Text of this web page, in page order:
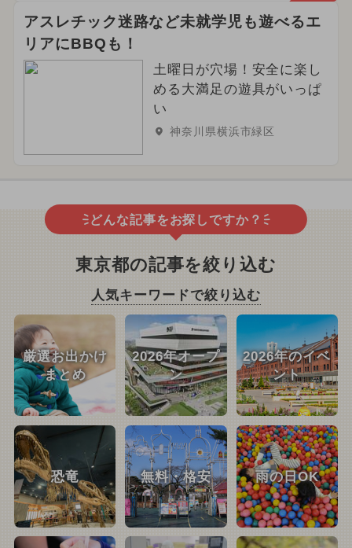
アスレチック迷路など未就学児も遊べるエ
リアにBBQも！
土曜日が穴場！安全に楽し
める大満足の遊具がいっぱ
い
神奈川県横浜市緑区
どんな記事をお探しですか？
東京都の記事を絞り込む
人気キーワードで絞り込む
厳選お出かけ
まとめ
2026年オープ
ン
2026年のイベ
ント
恐竜 無料・格安 雨の日OK